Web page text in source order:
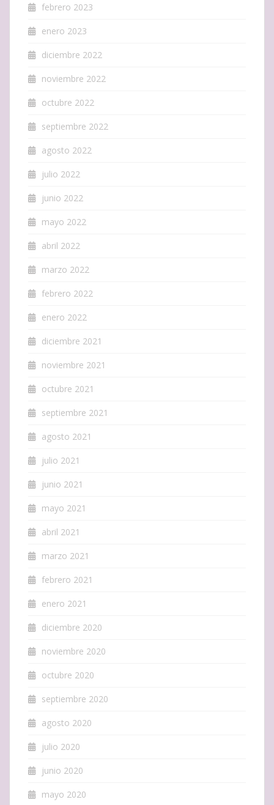
febrero 2023
enero 2023
diciembre 2022
noviembre 2022
octubre 2022
septiembre 2022
agosto 2022
julio 2022
junio 2022
mayo 2022
abril 2022
marzo 2022
febrero 2022
enero 2022
diciembre 2021
noviembre 2021
octubre 2021
septiembre 2021
agosto 2021
julio 2021
junio 2021
mayo 2021
abril 2021
marzo 2021
febrero 2021
enero 2021
diciembre 2020
noviembre 2020
octubre 2020
septiembre 2020
agosto 2020
julio 2020
junio 2020
mayo 2020